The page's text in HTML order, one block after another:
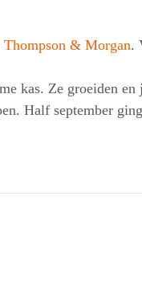
Thompson & Morgan.
kas. Ze groeiden en
Half september